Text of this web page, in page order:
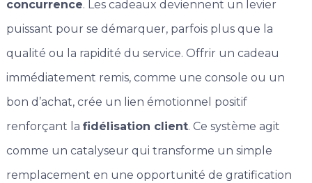
concurrence. Les cadeaux deviennent un levier
puissant pour se démarquer, parfois plus que la
qualité ou la rapidité du service. Offrir un cadeau
immédiatement remis, comme une console ou un
bon d’achat, crée un lien émotionnel positif
renforçant la fidélisation client. Ce système agit
comme un catalyseur qui transforme un simple
remplacement en une opportunité de gratification